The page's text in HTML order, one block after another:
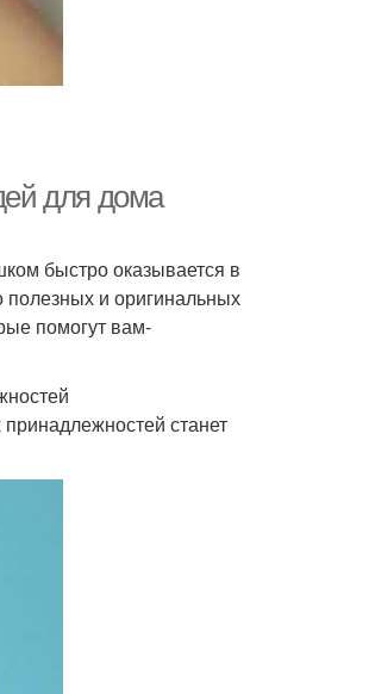
для дома
быстро оказывается в
и оригинальных
помогут вам-
станет